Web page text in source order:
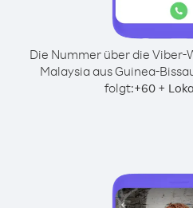
Die Nummer über die
Malaysia aus Guinea-
folgt:+60+